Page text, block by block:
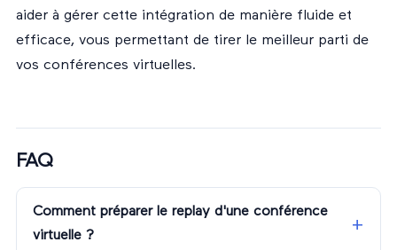
aider à gérer cette intégration de manière fluide et
efficace, vous permettant de tirer le meilleur parti de
vos conférences virtuelles.
FAQ
Comment préparer le replay d'une conférence
virtuelle ?